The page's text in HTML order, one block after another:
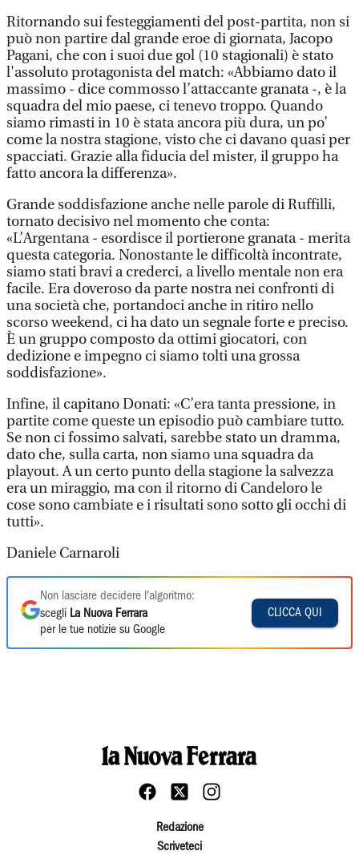
Ritornando sui festeggiamenti del post-partita, non si
può non partire dal grande eroe di giornata, Jacopo
Pagani, che con i suoi due gol (10 stagionali) è stato
l'assoluto protagonista del match: «Abbiamo dato il
massimo - dice commosso l’attaccante granata -, è la
squadra del mio paese, ci tenevo troppo. Quando
siamo rimasti in 10 è stata ancora più dura, un po’
come la nostra stagione, visto che ci davano quasi per
spacciati. Grazie alla fiducia del mister, il gruppo ha
fatto ancora la differenza».
Grande soddisfazione anche nelle parole di Ruffilli,
tornato decisivo nel momento che conta:
«L’Argentana - esordisce il portierone granata - merita
questa categoria. Nonostante le difficoltà incontrate,
siamo stati bravi a crederci, a livello mentale non era
facile. Era doveroso da parte nostra nei confronti di
una società che, portandoci anche in ritiro nello
scorso weekend, ci ha dato un segnale forte e preciso.
È un gruppo composto da ottimi giocatori, con
dedizione e impegno ci siamo tolti una grossa
soddisfazione».
Infine, il capitano Donati: «C’era tanta pressione, in
partite come queste un episodio può cambiare tutto.
Se non ci fossimo salvati, sarebbe stato un dramma,
dato che, sulla carta, non siamo una squadra da
playout. A un certo punto della stagione la salvezza
era un miraggio, ma con il ritorno di Candeloro le
cose sono cambiate e i risultati sono sotto gli occhi di
tutti».
Daniele Carnaroli
Non lasciare decidere l'algoritmo:
scegli La Nuova Ferrara
per le tue notizie su Google
CLICCA QUI
Redazione
Scriveteci